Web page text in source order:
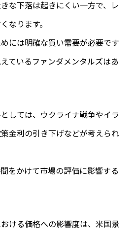
な下落は起きにくい一方で、レ
なります。
には明確な買い需要が必要です
ているファンダメンタルズはあ
しては、ウクライナ戦争やイラ
金利の引き下げなどが考えられ
をかけて市場の評価に影響する
ける価格への影響度は、米国景